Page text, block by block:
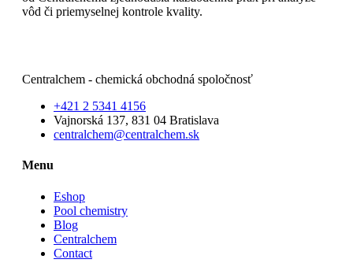
vôd či priemyselnej kontrole kvality.
Centralchem - chemická obchodná spoločnosť
+421 2 5341 4156
Vajnorská 137, 831 04 Bratislava
centralchem@centralchem.sk
Menu
Eshop
Pool chemistry
Blog
Centralchem
Contact